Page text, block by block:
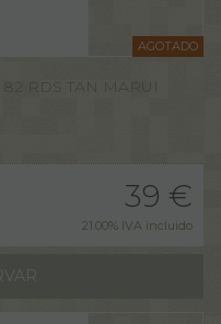
AGOTADO
RDS TAN MARUI
39 €
21.00% IVA incluido